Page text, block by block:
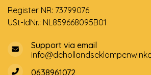
Register NR: 73799076
USt-IdNr.: NL859668095B01
Support via email
0638961072